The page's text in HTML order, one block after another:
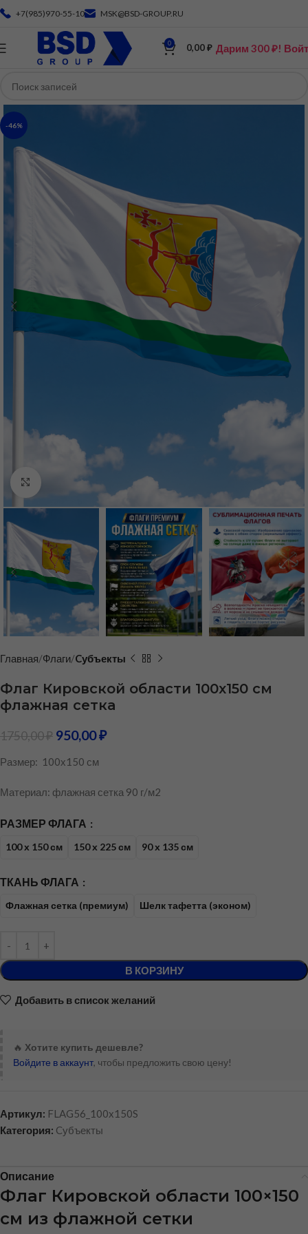
+7(985)970-55-10 MSK@BSD-GROUP.RU
0 0,00₽ Дарим 300 ₽!
-46%
Нажмите, чтобы увеличить
Главная Флаги Cубъекты
Флаг Кировской области 100х150 см
флажная сетка
1750,00₽ 950,00₽
Размер: 100х150 см
Материал: флажная сетка 90 г/м2
РАЗМЕР ФЛАГА
100 х 150 см 150 х 225 см 90 х 135 см
ТКАНЬ ФЛАГА
Флажная сетка (премиум) Шелк тафетта (эконом)
В КОРЗИНУ
Добавить в список желаний
🔥 Хотите купить дешевле?
Войдите в аккаунт, чтобы предложить свою цену!
Артикул: FLAG56_100x150S
Категория: Cубъекты
Описание
Флаг Кировской области 100×150
см из флажной сетки